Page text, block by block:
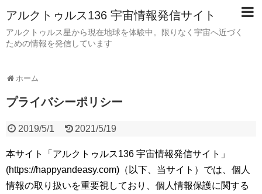
アルクトゥルス136 宇宙情報発信サイト
アルクトゥルス星から現在地球を体験中。限りなく宇宙へ近づく
ための情報を発信しています
ホーム
プライバシーポリシー
2019/5/1 2021/5/19
本サイト「アルクトゥルス136 宇宙情報発信サイト」
(https://happyandeasy.com)（以下、当サイト）では、個人
情報の取り扱いを重要視しており、個人情報保護に関する